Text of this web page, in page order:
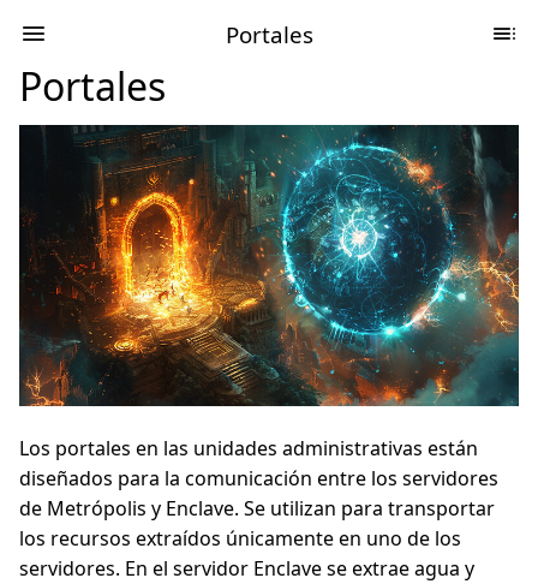
Portales
Portales
Los portales en las unidades administrativas están
diseñados para la comunicación entre los servidores
de Metrópolis y Enclave. Se utilizan para transportar
los recursos extraídos únicamente en uno de los
servidores. En el servidor Enclave se extrae agua y